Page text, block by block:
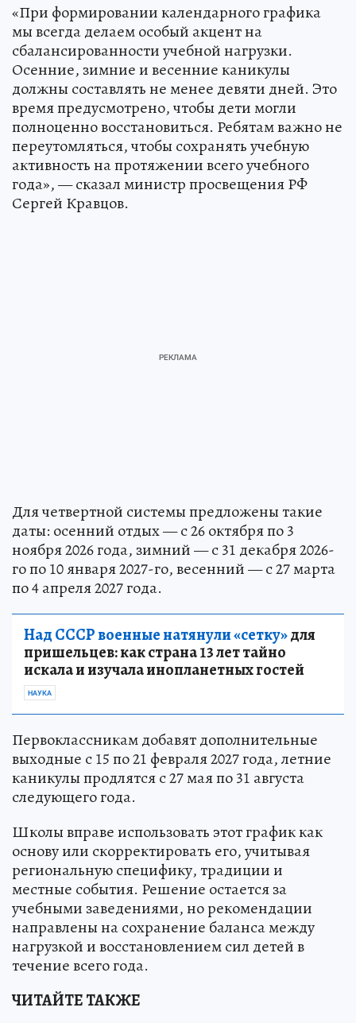
«При формировании календарного графика
мы всегда делаем особый акцент на
сбалансированности учебной нагрузки.
Осенние, зимние и весенние каникулы
должны составлять не менее девяти дней. Это
время предусмотрено, чтобы дети могли
полноценно восстановиться. Ребятам важно не
переутомляться, чтобы сохранять учебную
активность на протяжении всего учебного
года», — сказал министр просвещения РФ
Сергей Кравцов.
Для четвертной системы предложены такие
даты: осенний отдых — с 26 октября по 3
ноября 2026 года, зимний — с 31 декабря 2026-
го по 10 января 2027-го, весенний — с 27 марта
по 4 апреля 2027 года.
Над СССР военные натянули «сетку»для
пришельцев: как страна 13 лет тайно
искала и изучала инопланетных гостей
НАУКА
Первоклассникам добавят дополнительные
выходные с 15 по 21 февраля 2027 года, летние
каникулы продлятся с 27 мая по 31 августа
следующего года.
Школы вправе использовать этот график как
основу или скорректировать его, учитывая
региональную специфику, традиции и
местные события. Решение остается за
учебными заведениями, но рекомендации
направлены на сохранение баланса между
нагрузкой и восстановлением сил детей в
течение всего года.
ЧИТАЙТЕ ТАКЖЕ